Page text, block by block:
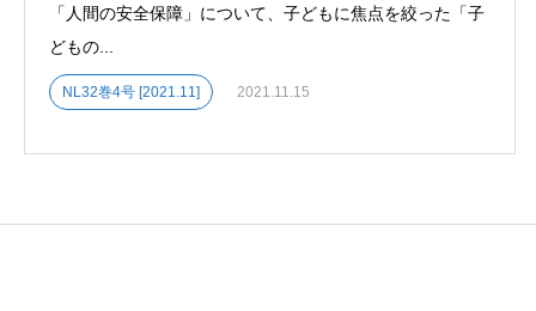
「人間の安全保障」について、子どもに焦点を絞った「子
どもの...
NL32巻4号 [2021.11] 2021.11.15